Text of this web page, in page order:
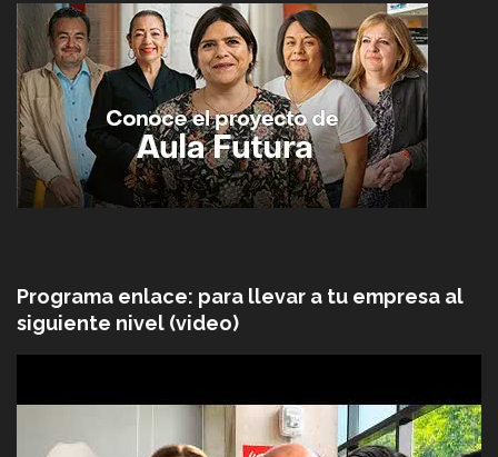
Programa enlace: para llevar a tu empresa al
siguiente nivel (video)